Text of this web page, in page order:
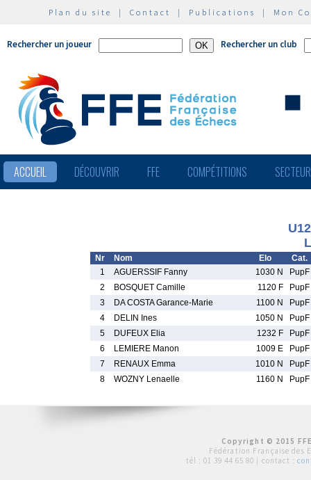
Plan du site | Contact | Publications | Mon
Rechercher un joueur Rechercher un club
ACCUEIL DÉCOUVRIR FFE COMPÉTITIONS
Nr Nom Elo
Cat.
1
AGUERSSIF Fanny 1030 N
PupF
2
BOSQUET Camille 1120 F
PupF
3
DA COSTA Garance-Marie 1100 N
PupF
4
DELIN Ines 1050 N
PupF
5
DUFEUX Elia 1232 F
PupF
6
LEMIERE Manon 1009 E
PupF
7
RENAUX Emma 1010 N
PupF
8
WOZNY Lenaelle 1160 N PupF
Copyright © 2015
Fédération Française des
tél : 01 39 44 65 80 | contact :